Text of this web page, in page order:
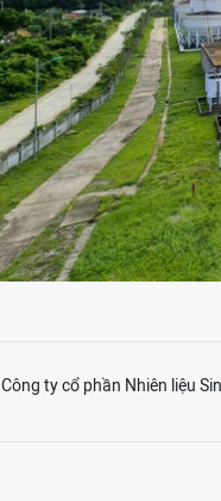
Công ty cổ phần Nhiên liệu